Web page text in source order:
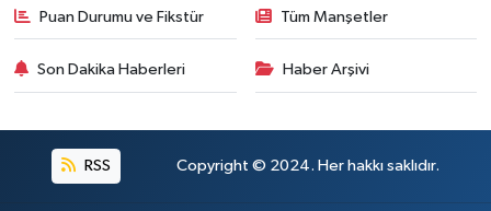
Puan Durumu ve Fikstür Tüm Manşetler
Son Dakika Haberleri Haber Arşivi
RSS Copyright © 2024. Her hakkı saklıdır.